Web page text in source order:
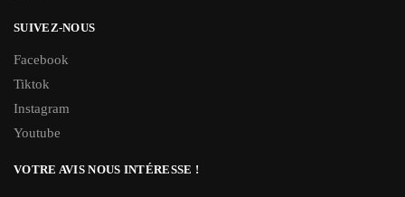
SUIVEZ-NOUS
Facebook
Tiktok
Instagram
Youtube
VOTRE AVIS NOUS INTÉRESSE !